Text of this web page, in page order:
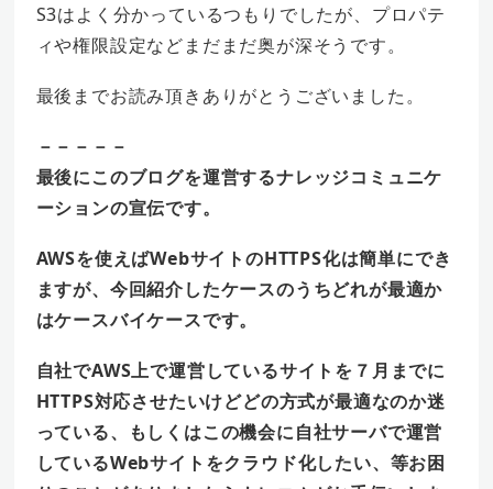
S3はよく分かっているつもりでしたが、プロパテ
ィや権限設定などまだまだ奥が深そうです。
最後までお読み頂きありがとうございました。
－－－－－
最後にこのブログを運営するナレッジコミュニケ
ーションの宣伝です。
AWSを使えばWebサイトのHTTPS化は簡単にでき
ますが、今回紹介したケースのうちどれが最適か
はケースバイケースです。
自社でAWS上で運営しているサイトを７月までに
HTTPS対応させたいけどどの方式が最適なのか迷
っている、もしくはこの機会に自社サーバで運営
しているWebサイトをクラウド化したい、等お困